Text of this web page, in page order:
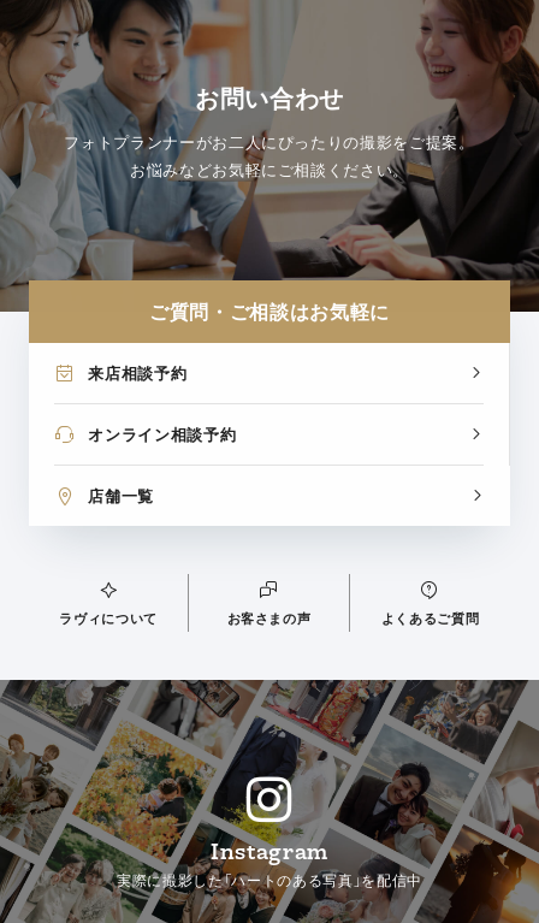
お問い合わせ
フォトプランナーがお二人にぴったりの撮影をご提案。
お悩みなどお気軽にご相談ください。
ご質問・ご相談はお気軽に
来店相談予約
オンライン相談予約
店舗一覧
ラヴィについて お客さまの声 よくあるご質問
Instagram
実際に撮影した「ハートのある写真」を配信中